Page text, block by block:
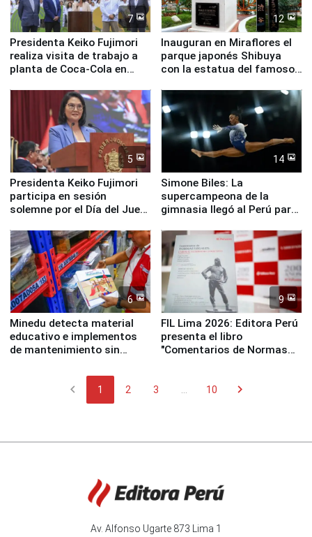
7
Presidenta Keiko Fujimori
realiza visita de trabajo a
planta de Coca-Cola en
12
Inauguran en Miraflores el
parque japonés Shibuya
con la estatua del famoso
5
Presidenta Keiko Fujimori
participa en sesión
solemne por el Día del Juez
14
Simone Biles: La
supercampeona de la
gimnasia llegó al Perú para
Panamericanos Lima 2027
6
Minedu detecta material
educativo e implementos
de mantenimiento sin
9
FIL Lima 2026: Editora Perú
presenta el libro
"Comentarios de Normas
chevron_left 1 2 3 10 chevron_right
Av. Alfonso Ugarte 873 Lima 1